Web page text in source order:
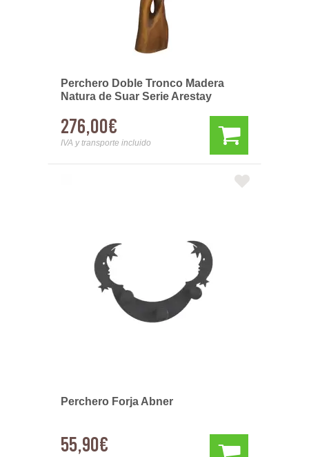
Perchero Doble Tronco Madera
Natura de Suar Serie Arestay
276,00€
IVA y transporte incluido
Perchero Forja Abner
55,90€